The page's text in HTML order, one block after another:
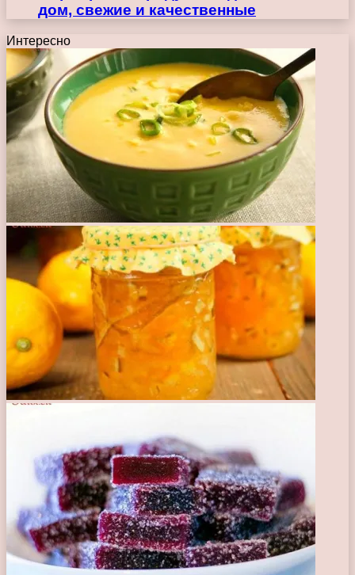
дом, свежие и качественные
Интересно